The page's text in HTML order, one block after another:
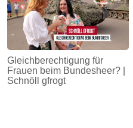
Gleichberechtigung für
Frauen beim Bundesheer? |
Schnöll gfrogt